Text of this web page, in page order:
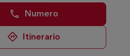
Numero
Itinerario